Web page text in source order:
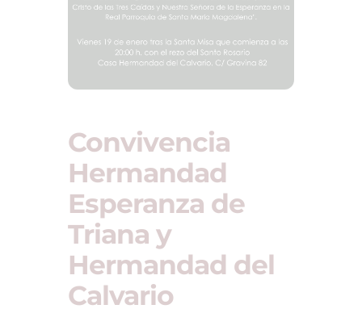
Convivencia
Hermandad
Esperanza de
Triana y
Hermandad del
Calvario